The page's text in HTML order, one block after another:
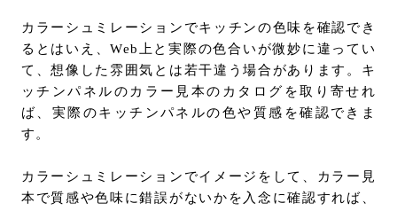
カラーシュミレーションでキッチンの色味を確認でき
るとはいえ、Web上と実際の色合いが微妙に違ってい
て、想像した雰囲気とは若干違う場合があります。キ
ッチンパネルのカラー見本のカタログを取り寄せれ
ば、実際のキッチンパネルの色や質感を確認できま
す。
カラーシュミレーションでイメージをして、カラー見
本で質感や色味に錯誤がないかを入念に確認すれば、